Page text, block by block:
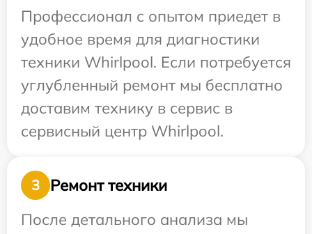
Профессионал с опытом приедет в
удобное время для диагностики
техники Whirlpool. Если потребуется
углубленный ремонт мы бесплатно
доставим технику в сервис в
сервисный центр Whirlpool.
3
Ремонт техники
После детального анализа мы